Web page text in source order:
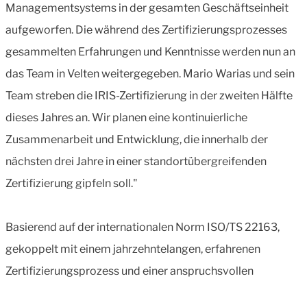
Managementsystems in der gesamten Geschäftseinheit
aufgeworfen. Die während des Zertifizierungsprozesses
gesammelten Erfahrungen und Kenntnisse werden nun an
das Team in Velten weitergegeben. Mario Warias und sein
Team streben die IRIS-Zertifizierung in der zweiten Hälfte
dieses Jahres an. Wir planen eine kontinuierliche
Zusammenarbeit und Entwicklung, die innerhalb der
nächsten drei Jahre in einer standortübergreifenden
Zertifizierung gipfeln soll."
Basierend auf der internationalen Norm ISO/TS 22163,
gekoppelt mit einem jahrzehntelangen, erfahrenen
Zertifizierungsprozess und einer anspruchsvollen